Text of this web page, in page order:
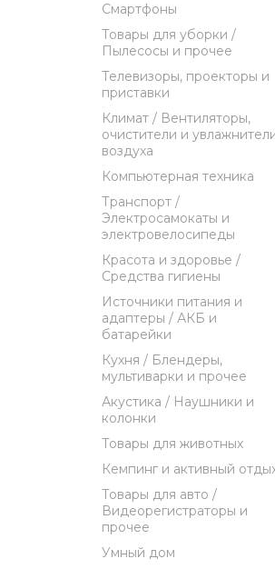
Смартфоны
Товары для уборки /
Пылесосы и прочее
Телевизоры, проекторы и
приставки
Климат / Вентиляторы,
очистители и
воздуха
Компьютерная техника
Транспорт /
Электросамокаты и
электровелосипеды
Красота и здоровье /
Средства гигиены
Источники питания и
адаптеры / АКБ и
батарейки
Кухня / Блендеры,
мультиварки и прочее
Акустика / Наушники и
колонки
Товары для животных
Кемпинг и активный
Товары для авто /
Видеорегистраторы и
прочее
Умный дом